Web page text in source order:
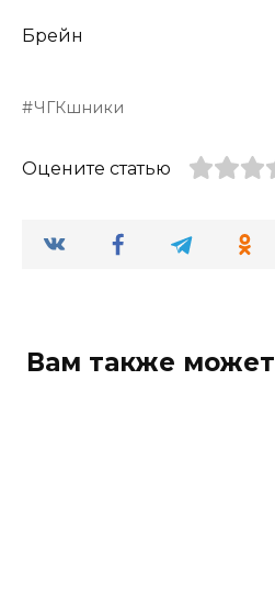
Брейн
ЧГКшники
Оцените статью
Вам также